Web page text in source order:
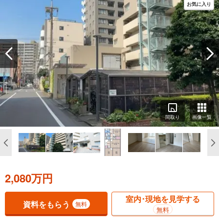
お気に入り
間取り 画像一覧
2,080万円
資料をもらう 無料 室内･現地を見学する
無料